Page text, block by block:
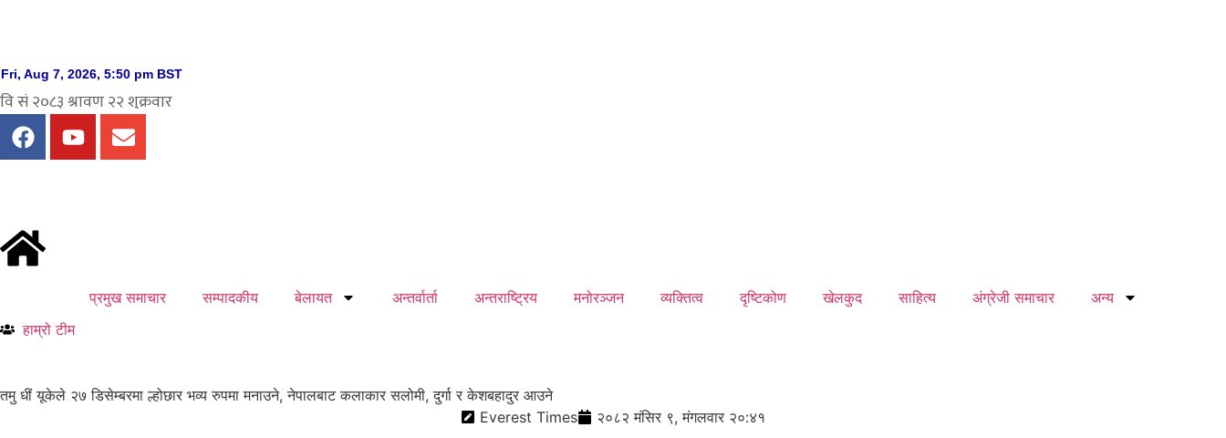
प्रमुख समाचार सम्पादकीय बेलायत अन्तर्वार्ता अन्तराष्ट्रिय मनोरञ्जन व्यक्तित्व दृष्टिकोण खेलकुद साहित्य अंग्रेजी समाचार
अन्य
हाम्रो टीम
तमु धीं यूकेले २७ डिसेम्बरमा ल्होछार भव्य रुपमा मनाउने, नेपालबाट कलाकार सलोमी, दुर्गा र केशबहादुर आउने
Everest Times
२०८२ मंसिर ९, मंगलवार २०:४१